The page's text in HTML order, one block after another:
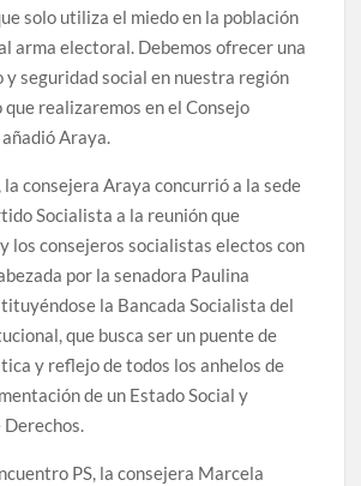
solo utiliza el miedo en la población
arma electoral. Debemos ofrecer una
y seguridad social en nuestra región
realizaremos en el Consejo
Araya.
la consejera Araya concurrió a la sede
Socialista a la reunión que
los consejeros socialistas electos con
por la senadora Paulina
la Bancada Socialista del
que busca ser un puente de
y reflejo de todos los anhelos de
de un Estado Social y
PS, la consejera Marcela